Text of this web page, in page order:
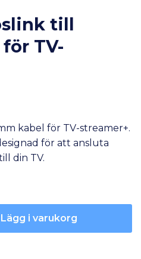
till
TV-
kabel för TV-streamer+.
för att ansluta
din TV.
Lägg i varukorg